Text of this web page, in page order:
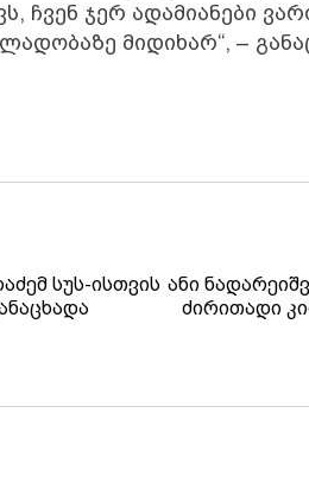
ჩვენ ჯერ ადამიანები
მიდიხარ“, –
სუს-ისთვის ანი
ძირითადი
ამოთხარეს,